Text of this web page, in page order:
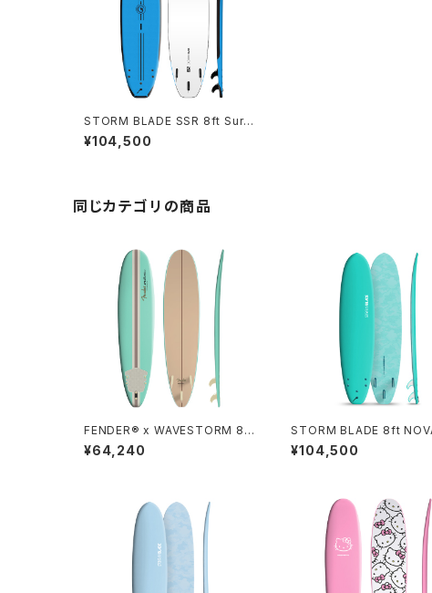
STORM BLADE SSR 8ft Surfb
oard - AZ BLUE
¥104,500
同じカテゴリの商品
FENDER® x WAVESTORM 8ft
Surfboard - VINTAGE GREEN
¥64,240
STORM BLADE 8ft
RFBOARD - TURQUOISE
¥104,500